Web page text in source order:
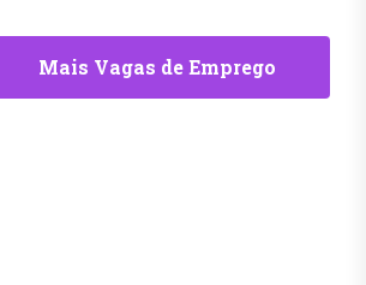
Mais Vagas de Emprego